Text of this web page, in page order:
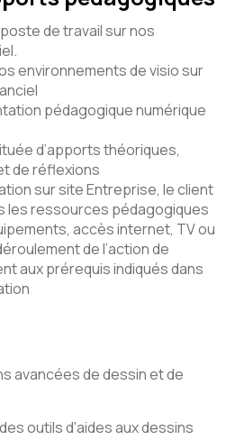
de travail sur nos
environnements de visio sur
pédagogique numérique
d’apports théoriques,
de réflexions
sur site Entreprise, le client
les ressources pédagogiques
accès internet, TV ou
de l’action de
aux prérequis indiqués dans
avancées de dessin et de
outils d'aides aux dessins